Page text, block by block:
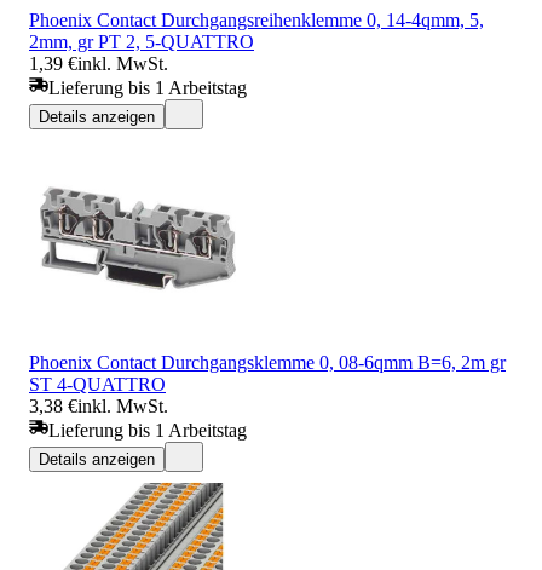
Phoenix Contact Durchgangsreihenklemme 0, 14-4qmm, 5,
2mm, gr PT 2, 5-QUATTRO
1,39 €inkl. MwSt.
Lieferung bis 1 Arbeitstag
Details anzeigen
Phoenix Contact Durchgangsklemme 0, 08-6qmm B=6, 2m gr
ST 4-QUATTRO
3,38 €inkl. MwSt.
Lieferung bis 1 Arbeitstag
Details anzeigen